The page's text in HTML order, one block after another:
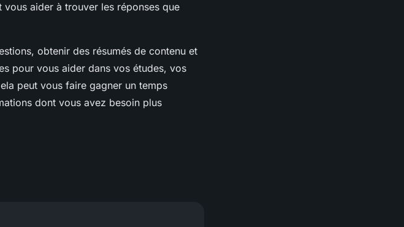
vous aider à trouver les réponses que
obtenir des résumés de contenu et
pour vous aider dans vos études, vos
peut vous faire gagner un temps
dont vous avez besoin plus